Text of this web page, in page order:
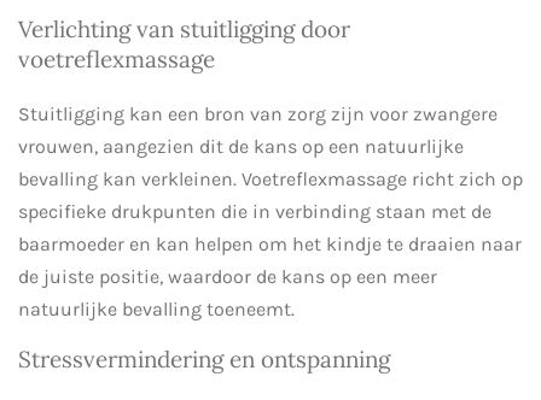
Verlichting van stuitligging door
voetreflexmassage
Stuitligging kan een bron van zorg zijn voor zwangere
vrouwen, aangezien dit de kans op een natuurlijke
bevalling kan verkleinen. Voetreflexmassage richt zich op
specifieke drukpunten die in verbinding staan met de
baarmoeder en kan helpen om het kindje te draaien naar
de juiste positie, waardoor de kans op een meer
natuurlijke bevalling toeneemt.
Stressvermindering en ontspanning